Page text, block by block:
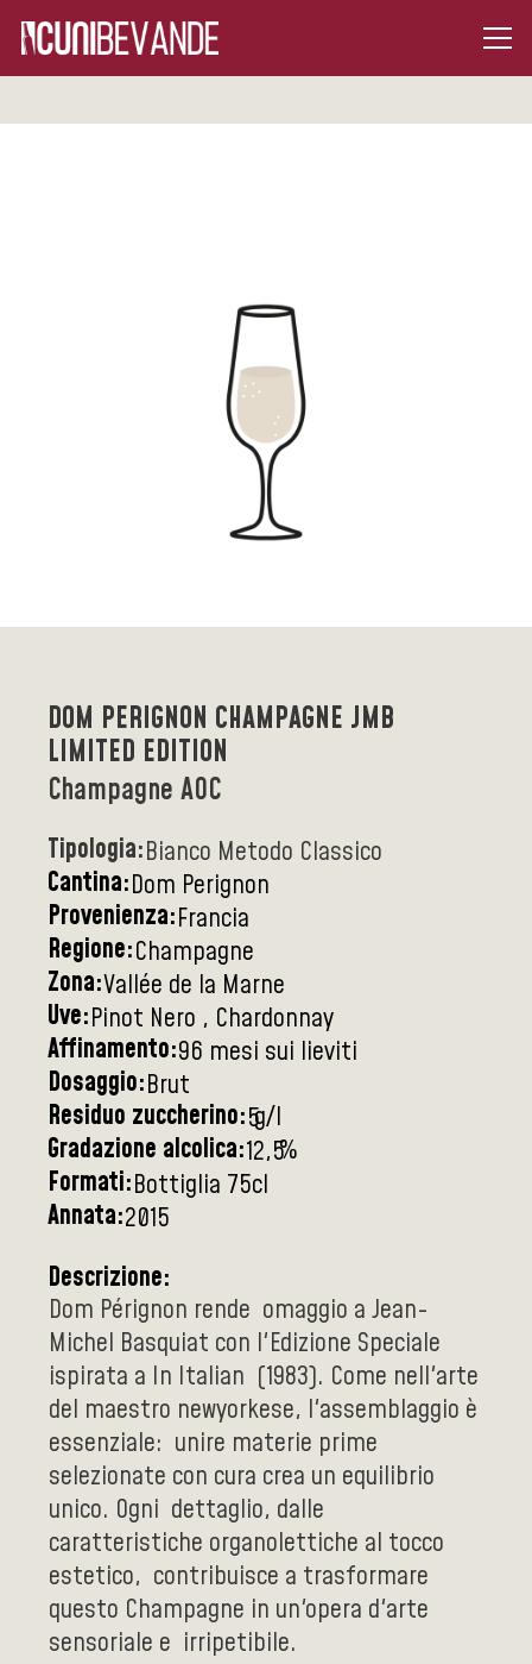
DOM PERIGNON CHAMPAGNE JMB
LIMITED EDITION
Champagne AOC
Tipologia:Bianco Metodo Classico
Cantina:Dom Perignon
Provenienza:Francia
Regione:Champagne
Zona:Vallée de la Marne
Uve:Pinot Nero , Chardonnay
Affinamento:96 mesi sui lieviti
Dosaggio:Brut
Residuo zuccherino:5g/l
Gradazione alcolica:12,5%
Formati:Bottiglia 75cl
Annata:2015
Descrizione:
Dom Pérignon rende omaggio a Jean-
Michel Basquiat con l'Edizione Speciale
ispirata a In Italian (1983). Come nell'arte
del maestro newyorkese, l'assemblaggio è
essenziale: unire materie prime
selezionate con cura crea un equilibrio
unico. Ogni dettaglio, dalle
caratteristiche organolettiche al tocco
estetico, contribuisce a trasformare
questo Champagne in un'opera d'arte
sensoriale e irripetibile.